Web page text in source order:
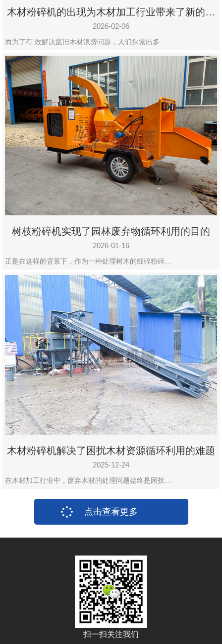
木材粉碎机的出现为木材加工行业带来了新的变
化
2026-02-06
而为了有,效解决废旧木材浪费问题，人们探索出多…
树枝粉碎机实现了园林废弃物循环利用的目的
2026-01-16
正是在这样的背景下，作为一种处理树木的细碎粉碎…
木材粉碎机解决了困扰木材资源循环利用的难题
2025-12-24
在木材加工行业中，废弃木材的处理问题始终是困扰…
点击查看更多
扫一扫关注我们